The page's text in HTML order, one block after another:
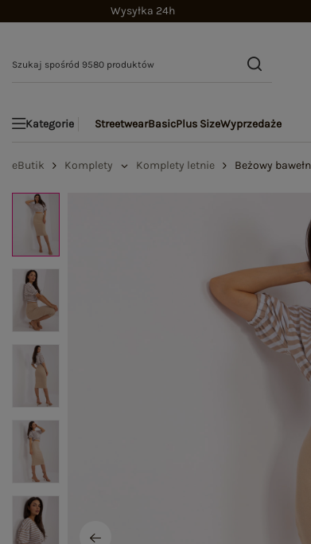
Wysyłka 24h
Kategorie StreetwearBasicPlus SizeWyprzedaże
eButik Komplety Komplety letnie Beżowy